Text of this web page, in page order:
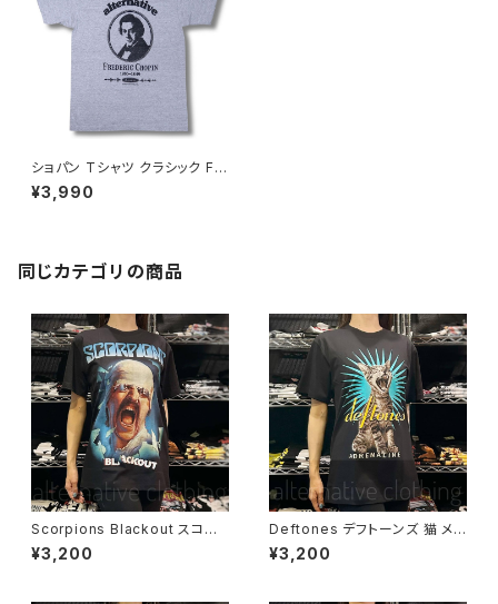
ショパン Tシャツ クラシック Fr
ederic Chopin グレー 音楽家
偉人 OE1116 ロックTシャツ バ
¥3,990
同じカテゴリの商品
Scorpions Blackout スコー
ピオンズ ブラックアウト メンズ
レディース ロックＴシャツ バン
¥3,200
Deftones デフトーンズ 猫 メン
ズ レディース ロックＴシャツ バ
ンドＴシャツ ブラック 半袖 Roc
¥3,200